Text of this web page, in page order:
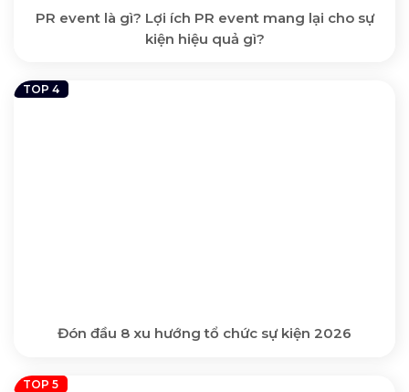
PR event là gì? Lợi ích PR event mang lại cho sự
kiện hiệu quả gì?
Đón đầu 8 xu hướng tổ chức sự kiện 2026